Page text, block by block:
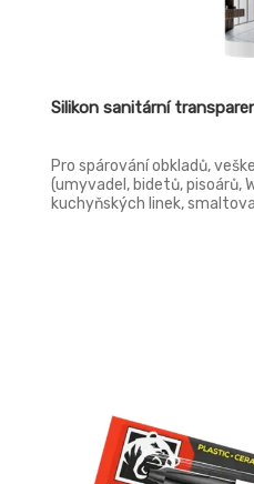
Silikon sanitární
Pro spárování obkladů,
(umyvadel, bidetů, pisoárů,
kuchyňských linek,
prostředí. Pro spárování